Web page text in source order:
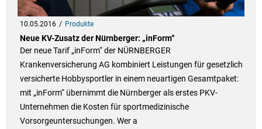
10.05.2016 Produkte
Neue KV-Zusatz der Nürnberger: „inForm“
Der neue Tarif „inForm“ der NÜRNBERGER
Krankenversicherung AG kombiniert Leistungen für gesetzlich
versicherte Hobbysportler in einem neuartigen Gesamtpaket:
mit „inForm“ übernimmt die Nürnberger als erstes PKV-
Unternehmen die Kosten für sportmedizinische
Vorsorgeuntersuchungen. Wer a